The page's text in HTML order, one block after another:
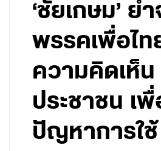
‘ชัยเกษม’ ย้
พรรคเพื่อไ
ความคิดเห็น
ประชาชน เพื่
ปัญหาการใช้